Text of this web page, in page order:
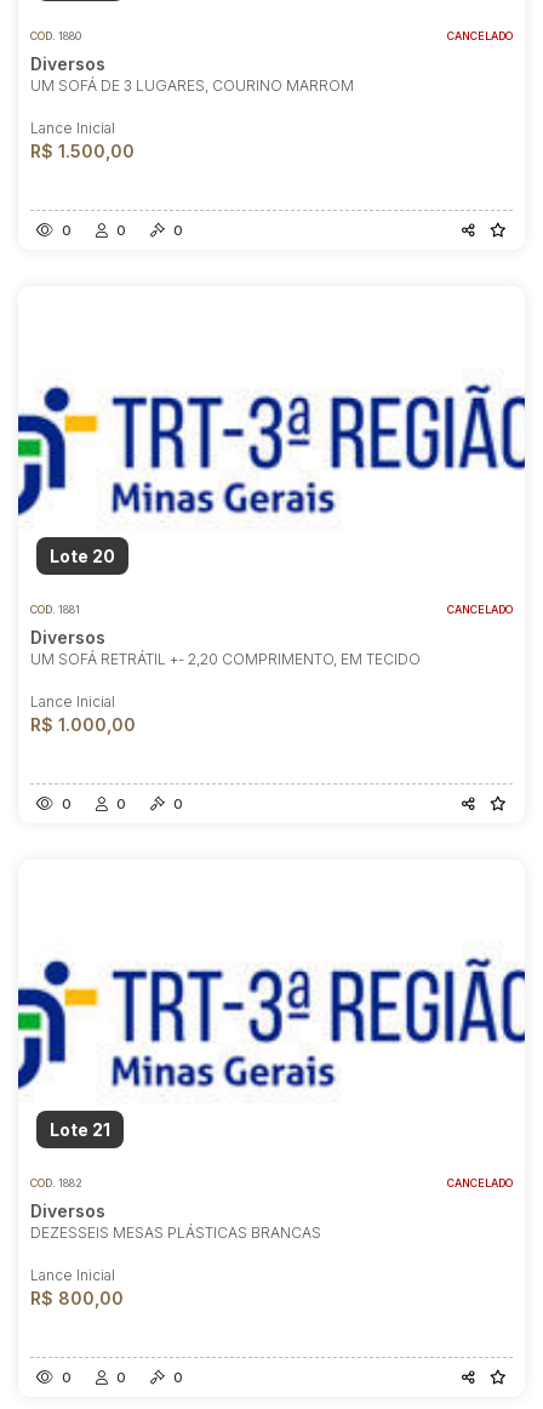
COD. 1880 CANCELADO
Diversos
UM SOFÁ DE 3 LUGARES, COURINO MARROM
Lance Inicial
R$ 1.500,00
0 0 0
Lote 20
COD. 1881 CANCELADO
Diversos
UM SOFÁ RETRÁTIL +- 2,20 COMPRIMENTO, EM TECIDO
Lance Inicial
R$ 1.000,00
0 0 0
Lote 21
COD. 1882 CANCELADO
Diversos
DEZESSEIS MESAS PLÁSTICAS BRANCAS
Lance Inicial
R$ 800,00
0 0 0